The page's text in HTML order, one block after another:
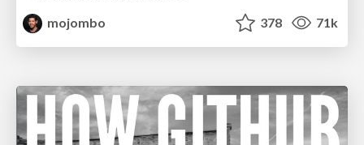
mojombo
378 71k